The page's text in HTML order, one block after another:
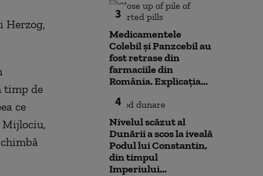
Herzog,
timp de
ce
Mijlociu,
3
Medicamentele
Colebil și Panzcebil au
fost retrase din
farmaciile din
România. Explicația...
4
Nivelul scăzut al
Dunării a scos la iveală
Podul lui Constantin,
din timpul
Imperiului...